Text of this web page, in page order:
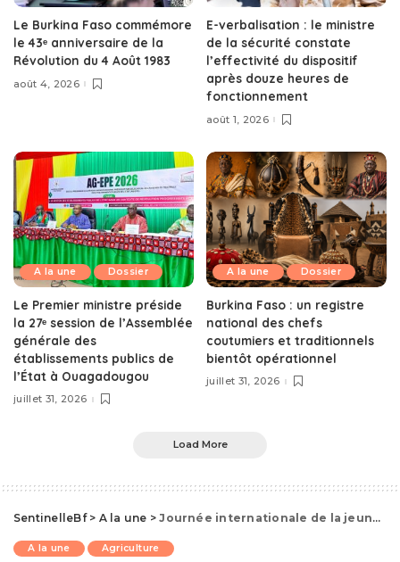
Le Burkina Faso commémore
le 43ᵉ anniversaire de la
Révolution du 4 Août 1983
août 4, 2026
E-verbalisation : le ministre
de la sécurité constate
l’effectivité du dispositif
après douze heures de
fonctionnement
août 1, 2026
A la une Dossier
Le Premier ministre préside
la 27ᵉ session de l’Assemblée
générale des
établissements publics de
l’État à Ouagadougou
juillet 31, 2026
A la une Dossier
Burkina Faso : un registre
national des chefs
coutumiers et traditionnels
bientôt opérationnel
juillet 31, 2026
Load More
SentinelleBf> A la une >Journée internationale de la jeunesse : Le Premier ministre appelle à l’engagement des jeunes pour un Burkina Faso d’espérance
A la une Agriculture